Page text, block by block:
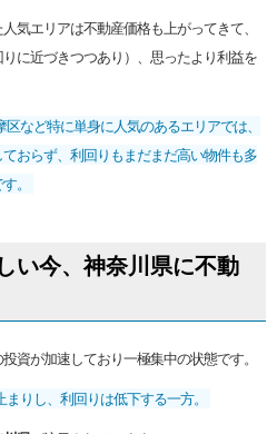
気エリアは不動産価格も上がってきて、
に近づきつつあり）、思ったより利益を
など特に単身に人気のあるエリアでは、
おらず、利回りもまだまだ高い物件も多
。
い今、神奈川県に不動
資が加速しており一極集中の状態です。
りし、利回りは低下する一方。